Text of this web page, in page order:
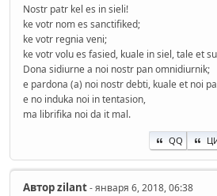
Nostr patr kel es in sieli!
ke votr nom es sanctifiked;
ke votr regnia veni;
ke votr volu es fasied, kuale in siel, tale et
Dona sidiurne a noi nostr pan omnidiurnik;
e pardona (a) noi nostr debti, kuale et noi
e no induka noi in tentasion,
ma librifika noi da it mal.
QQ
Авторzilant- января 6, 2018, 06:38